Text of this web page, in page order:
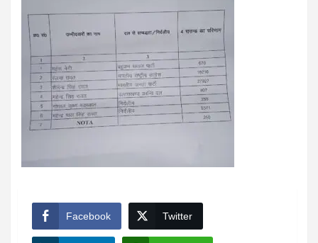
Facebook Twitter